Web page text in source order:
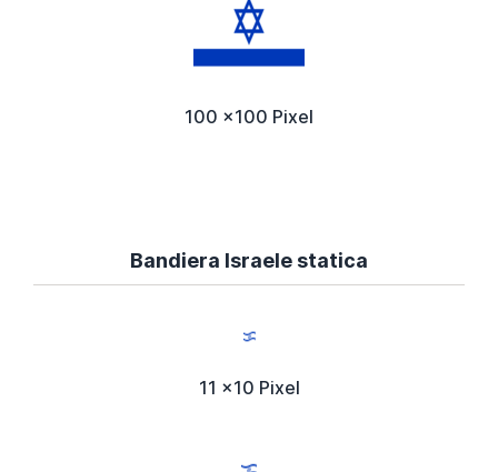
100 x100 Pixel
Bandiera Israele statica
11 x10 Pixel